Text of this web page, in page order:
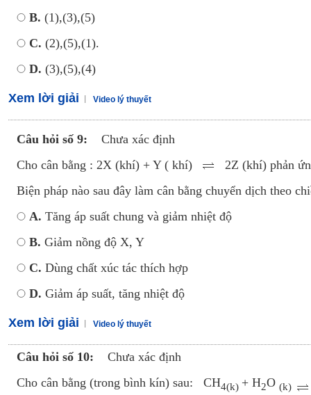
B. (1),(3),(5)
C. (2),(5),(1).
D. (3),(5),(4)
Xem lời giải Video lý thuyết
Câu hỏi số 9:
Chưa xác định
Cho cân bằng : 2X (khí) + Y ( khí)
2Z (khí) phản
Biện pháp nào sau đây làm cân bằng chuyển dịch theo
A. Tăng áp suất chung và giảm nhiệt độ
B. Giảm nồng độ X, Y
C. Dùng chất xúc tác thích hợp
D. Giảm áp suất, tăng nhiệt độ
Xem lời giải Video lý thuyết
Câu hỏi số 10:
Chưa xác định
Cho cân bằng (trong bình kín) sau: CH4(k) + H2O (k)